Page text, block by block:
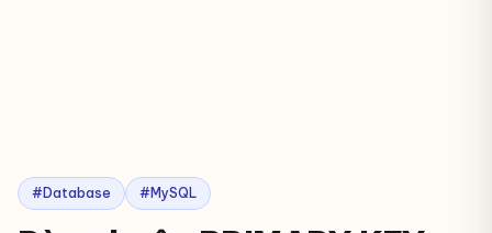
#Database #MySQL